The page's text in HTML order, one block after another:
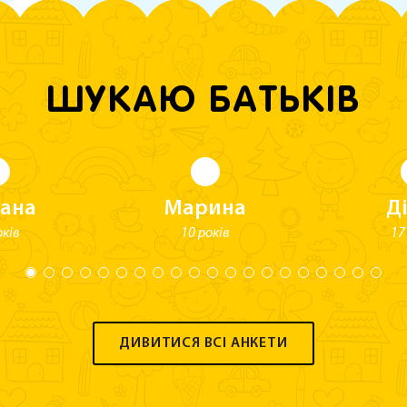
ШУКАЮ БАТЬКІВ
Марина
10 років
ДИВИТИСЯ ВСІ АНКЕТИ